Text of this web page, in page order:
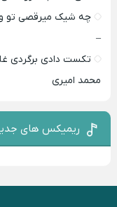
چه شیک میرقصی تو
–
تکست دادی برگردی
محمد امیری
ریمیکس های